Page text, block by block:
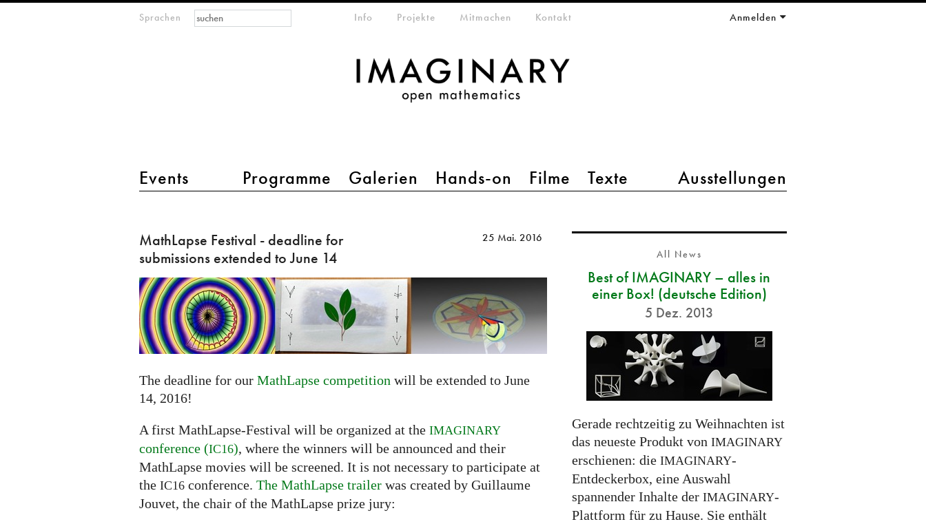
Sprachen
Hauptmenü 2
Events Programme Galerien Hands-on Filme Texte Ausstellungen
Info Projekte Mitmachen Kontakt Anmelden
Suchformular
Suche
Festival
-
deadline
for
submissions
extended
to
14
MathLapse Festival - deadline for
submissions extended to June 14
25 Mai. 2016
The deadline for our MathLapse competition will be extended to June
14, 2016!
A first MathLapse-Festival will be organized at the IMAGINARY
conference (IC16), where the winners will be announced and their
MathLapse movies will be screened. It is not necessary to participate at
the IC16 conference. The MathLapse trailer was created by Guillaume
Jouvet, the chair of the MathLapse prize jury:
All News
Best of IMAGINARY – alles in
einer Box! (deutsche Edition)
5 Dez. 2013
Gerade rechtzeitig zu Weihnachten ist
das neueste Produkt von IMAGINARY
erschienen: die IMAGINARY-
Entdeckerbox, eine Auswahl
spannender Inhalte der IMAGINARY-
Plattform für zu Hause. Sie enthält